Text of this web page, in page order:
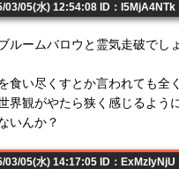
03/05(水) 12:54:08 ID：I5MjA4NTk
ルームバロウと霊気走破でし
食い尽くすとか言われても全
界観がやたら狭く感じるよう
いんか？
03/05(水) 14:17:05 ID：ExMzIyNjU